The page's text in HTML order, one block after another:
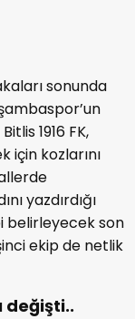
sonunda
1916 FK,
için kozlarını
yazdırdığı
belirleyecek son
ekip de netlik
değişti..